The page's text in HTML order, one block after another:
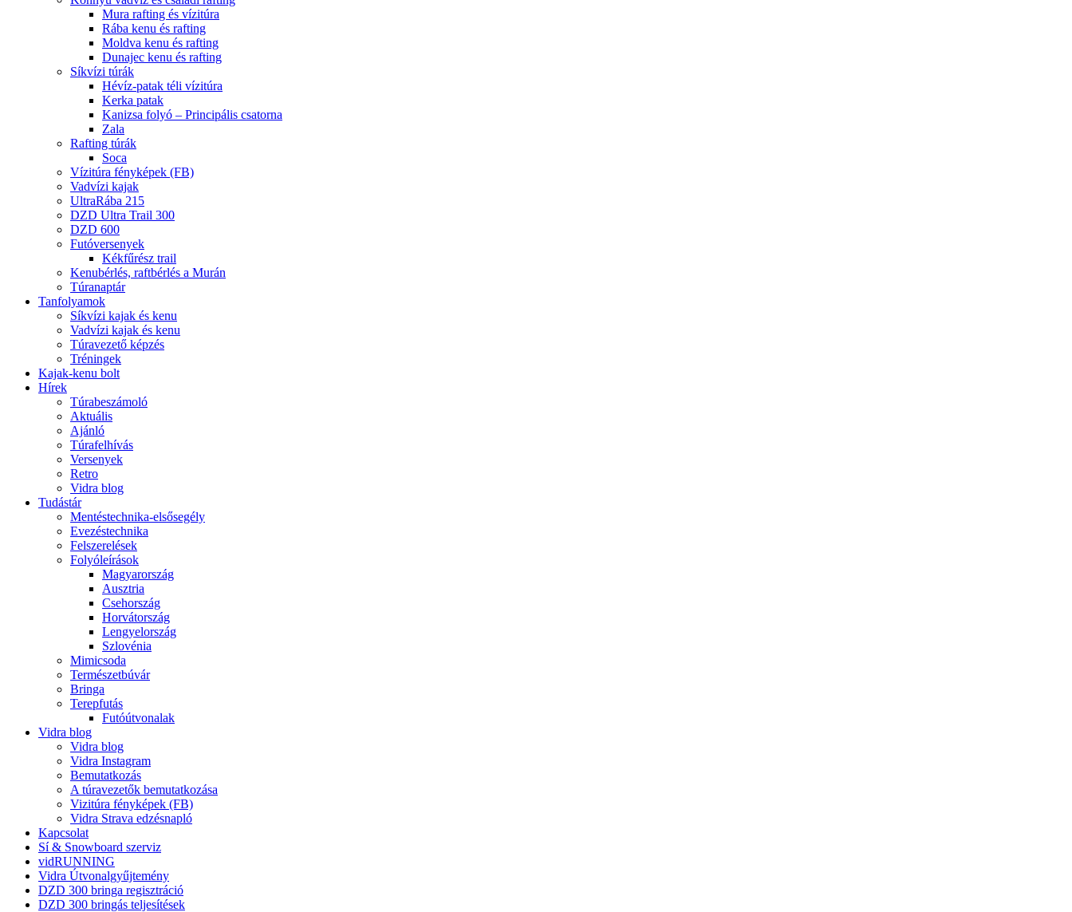
Mura rafting és vízitúra
Rába kenu és rafting
Moldva kenu és rafting
Dunajec kenu és rafting
Síkvízi túrák
Hévíz-patak téli vízitúra
Kerka patak
Kanizsa folyó – Principális csatorna
Zala
Rafting túrák
Soca
Vízitúra fényképek (FB)
Vadvízi kajak
UltraRába 215
DZD Ultra Trail 300
DZD 600
Futóversenyek
Kékfűrész trail
Kenubérlés, raftbérlés a Murán
Túranaptár
Tanfolyamok
Síkvízi kajak és kenu
Vadvízi kajak és kenu
Túravezető képzés
Tréningek
Kajak-kenu bolt
Hírek
Túrabeszámoló
Aktuális
Ajánló
Túrafelhívás
Versenyek
Retro
Vidra blog
Tudástár
Mentéstechnika-elsősegély
Evezéstechnika
Felszerelések
Folyóleírások
Magyarország
Ausztria
Csehország
Horvátország
Lengyelország
Szlovénia
Mimicsoda
Természetbúvár
Bringa
Terepfutás
Futóútvonalak
Vidra blog
Vidra blog
Vidra Instagram
Bemutatkozás
A túravezetők bemutatkozása
Vizitúra fényképek (FB)
Vidra Strava edzésnapló
Kapcsolat
Sí & Snowboard szerviz
vidRUNNING
Vidra Útvonalgyűjtemény
DZD 300 bringa regisztráció
DZD 300 bringás teljesítések